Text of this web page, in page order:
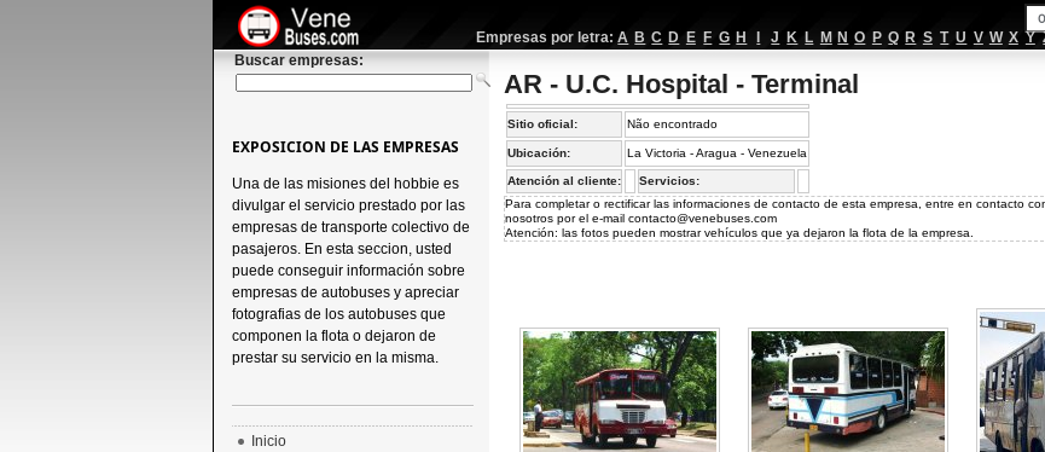
Empresas por letra: A B C D E F G H J K L M N O P Q R S T U V W X Y
Buscar empresas:
AR - U.C. Hospital - Terminal
Sitio oficial: Não encontrado
Ubicación: La Victoria - Aragua - Venezuela
Atención al cliente:
Servicios:
Para completar o rectificar las informaciones de contacto de esta empresa, entre en contacto
nosotros por el e-mailcontacto@venebuses.com
Atención: las fotos pueden mostrar vehículos que ya dejaron la flota de la empresa.
EXPOSICION DE LAS EMPRESAS
Una de las misiones del hobbie es
divulgar el servicio prestado por las
empresas de transporte colectivo de
pasajeros. En esta seccion, usted
puede conseguir información sobre
empresas de autobuses y apreciar
fotografias de los autobuses que
componen la flota o dejaron de
prestar su servicio en la misma.
Inicio